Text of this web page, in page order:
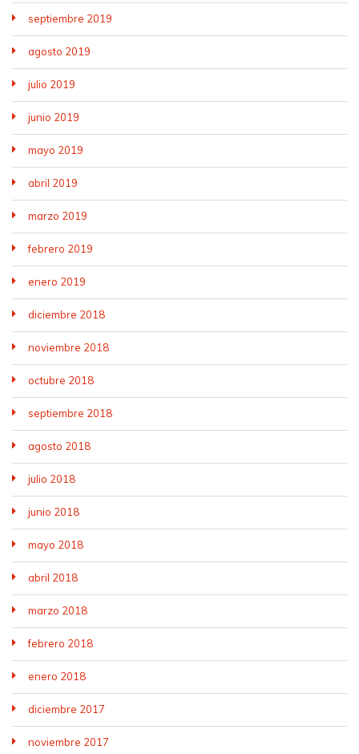
septiembre 2019
agosto 2019
julio 2019
junio 2019
mayo 2019
abril 2019
marzo 2019
febrero 2019
enero 2019
diciembre 2018
noviembre 2018
octubre 2018
septiembre 2018
agosto 2018
julio 2018
junio 2018
mayo 2018
abril 2018
marzo 2018
febrero 2018
enero 2018
diciembre 2017
noviembre 2017